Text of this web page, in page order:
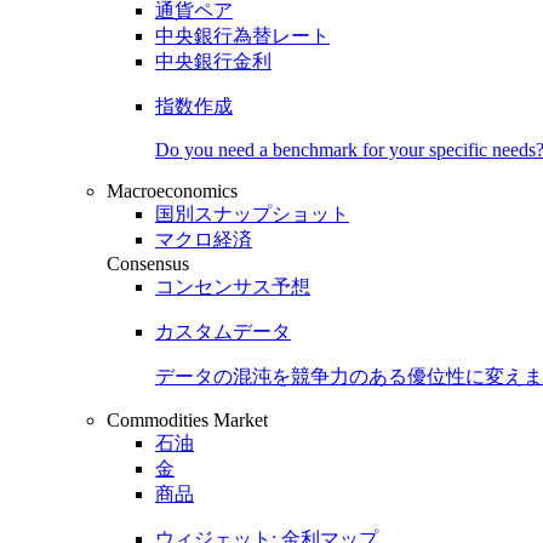
通貨ペア
中央銀行為替レート
中央銀行金利
指数作成
Do you need a benchmark for your specific needs?
Macroeconomics
国別スナップショット
マクロ経済
Consensus
コンセンサス予想
カスタムデータ
データの混沌を競争力のある優位性に変え
Commodities Market
石油
金
商品
ウィジェット: 金利マップ